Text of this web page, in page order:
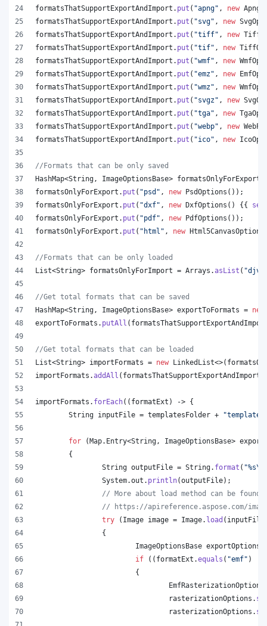
formatsThatSupportExportAndImport . put ( "apng" , new
formatsThatSupportExportAndImport . put ( "svg" , new
formatsThatSupportExportAndImport . put ( "tiff" , new
formatsThatSupportExportAndImport . put ( "tif" , new
formatsThatSupportExportAndImport . put ( "wmf" , new
formatsThatSupportExportAndImport . put ( "emz" , new
formatsThatSupportExportAndImport . put ( "wmz" , new
formatsThatSupportExportAndImport . put ( "svgz" , new
formatsThatSupportExportAndImport . put ( "tga" , new
formatsThatSupportExportAndImport . put ( "webp" , new
formatsThatSupportExportAndImport . put ( "ico" , new
//Formats that can be only saved
HashMap<String , ImageOptionsBase> formatsOnlyForExport
formatsOnlyForExport . put ( "psd" , new PsdOptions ());
formatsOnlyForExport . put ( "dxf" , new DxfOptions () {{
formatsOnlyForExport . put ( "pdf" , new PdfOptions ());
formatsOnlyForExport . put ( "html" , new Html5CanvasOptions
//Formats that can be only loaded
List<String> formatsOnlyForImport = Arrays .asList (
//Get total formats that can be saved
HashMap<String , ImageOptionsBase> exportToFormats = new
exportToFormats . putAll (
//Get total formats that can be loaded
List<String> importFormats = new LinkedList<>(
importFormats .addAll ( formatsThatSupportExportAndImport
importFormats . forEach(( formatExt ) -> {
String inputFile = templatesFolder +
for (Map. Entry<String , ImageOptionsBase>
	{
String outputFile = String. format ( "%s\\
System.out . println(outputFile);
// More about load method can be found
// https://apireference.aspose.com/
try ( Image image = Image. load ( inputFile
		{
ImageOptionsBase exportOptions
if (( formatExt .equals ( "emf" )
			{
EmfRasterizationOptions
rasterizationOptions .
rasterizationOptions .